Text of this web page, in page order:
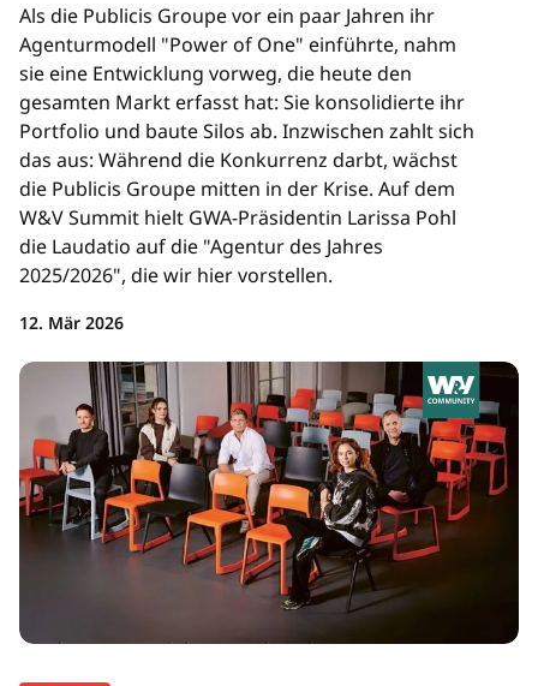
Als die Publicis Groupe vor ein paar Jahren ihr
Agenturmodell "Power of One" einführte, nahm
sie eine Entwicklung vorweg, die heute den
gesamten Markt erfasst hat: Sie konsolidierte ihr
Portfolio und baute Silos ab. Inzwischen zahlt sich
das aus: Während die Konkurrenz darbt, wächst
die Publicis Groupe mitten in der Krise. Auf dem
W&V Summit hielt GWA-Präsidentin Larissa Pohl
die Laudatio auf die "Agentur des Jahres
2025/2026", die wir hier vorstellen.
12. Mär 2026